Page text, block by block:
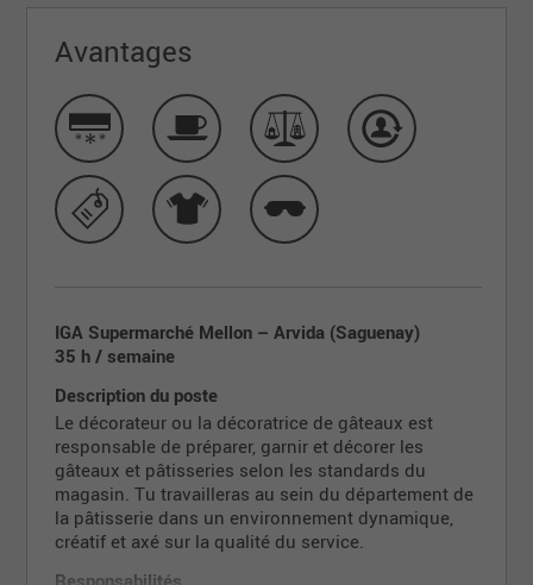
Avantages
IGA Supermarché Mellon – Arvida (Saguenay)
35 h / semaine
Description du poste
Le décorateur ou la décoratrice de gâteaux est
responsable de préparer, garnir et décorer les
gâteaux et pâtisseries selon les standards du
magasin. Tu travailleras au sein du département de
la pâtisserie dans un environnement dynamique,
créatif et axé sur la qualité du service.
Responsabilités